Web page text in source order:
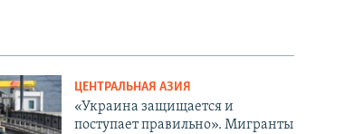
ЦЕНТРАЛЬНАЯ АЗИЯ
«Украина защищается и
поступает правильно». Мигранты